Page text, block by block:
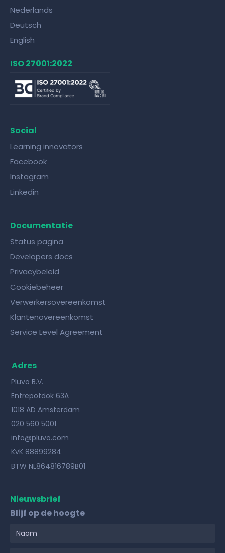
Nederlands
Deutsch
English
ISO 27001:2022
Social
Learning innovators
Facebook
Instagram
Linkedin
Documentatie
Status pagina
Developers docs
Privacybeleid
Cookiebeheer
Verwerkersovereenkomst
Klantenovereenkomst
Service Level Agreement
Adres
Pluvo B.V.
Entrepotdok 63A
1018 AD Amsterdam
020 560 5001
info@pluvo.com
KvK 88899284
BTW NL864816789B01
Nieuwsbrief
Blijf op de hoogte